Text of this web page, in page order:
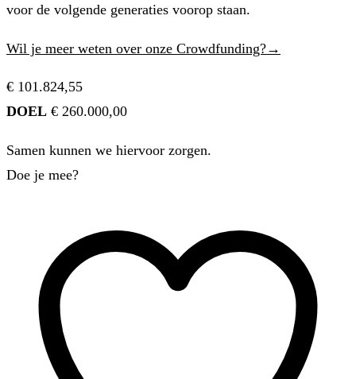
voor de volgende generaties voorop staan.
Wil je meer weten over onze Crowdfunding?→
€ 101.824,55
DOEL € 260.000,00
Samen kunnen we hiervoor zorgen.
Doe je mee?